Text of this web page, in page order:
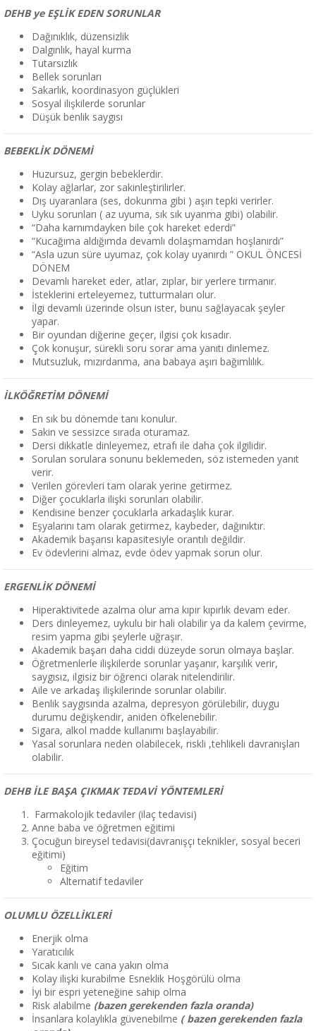
DEHB ye EŞLİK EDEN SORUNLAR
Dağınıklık, düzensizlik
Dalgınlık, hayal kurma
Tutarsızlık
Bellek sorunları
Sakarlık, koordinasyon güçlükleri
Sosyal ilişkilerde sorunlar
Düşük benlik saygısı
BEBEKLİK DÖNEMİ
Huzursuz, gergin bebeklerdir.
Kolay ağlarlar, zor sakinleştirilirler.
Dış uyaranlara (ses, dokunma gibi ) aşırı tepki verirler.
Uyku sorunları ( az uyuma, sık sık uyanma gibi) olabilir.
“Daha karnımdayken bile çok hareket ederdi”
“Kucağıma aldığımda devamlı dolaşmamdan hoşlanırdı”
“Asla uzun süre uyumaz, çok kolay uyanırdı ” OKUL ÖNCESİ
DÖNEM
Devamlı hareket eder, atlar, zıplar, bir yerlere tırmanır.
İsteklerini erteleyemez, tutturmaları olur.
İlgi devamlı üzerinde olsun ister, bunu sağlayacak şeyler
yapar.
Bir oyundan diğerine geçer, ilgisi çok kısadır.
Çok konuşur, sürekli soru sorar ama yanıtı dinlemez.
Mutsuzluk, mızırdanma, ana babaya aşırı bağımlılık.
İLKÖĞRETİM DÖNEMİ
En sık bu dönemde tanı konulur.
Sakin ve sessizce sırada oturamaz.
Dersi dikkatle dinleyemez, etrafı ile daha çok ilgilidir.
Sorulan sorulara sonunu beklemeden, söz istemeden yanıt
verir.
Verilen görevleri tam olarak yerine getirmez.
Diğer çocuklarla ilişki sorunları olabilir.
Kendisine benzer çocuklarla arkadaşlık kurar.
Eşyalarını tam olarak getirmez, kaybeder, dağınıktır.
Akademik başarısı kapasitesiyle orantılı değildir.
Ev ödevlerini almaz, evde ödev yapmak sorun olur.
ERGENLİK DÖNEMİ
Hiperaktivitede azalma olur ama kıpır kıpırlık devam eder.
Ders dinleyemez, uykulu bir hali olabilir ya da kalem çevirme,
resim yapma gibi şeylerle uğraşır.
Akademik başarı daha ciddi düzeyde sorun olmaya başlar.
Öğretmenlerle ilişkilerde sorunlar yaşanır, karşılık verir,
saygısız, ilgisiz bir öğrenci olarak nitelendirilir.
Aile ve arkadaş ilişkilerinde sorunlar olabilir.
Benlik saygısında azalma, depresyon görülebilir, duygu
durumu değişkendir, aniden öfkelenebilir.
Sigara, alkol madde kullanımı başlayabilir.
Yasal sorunlara neden olabilecek, riskli ,tehlikeli davranışları
olabilir.
DEHB İLE BAŞA ÇIKMAK TEDAVİ YÖNTEMLERİ
Farmakolojik tedaviler (ilaç tedavisi)
Anne baba ve öğretmen eğitimi
Çocuğun bireysel tedavisi(davranışçı teknikler, sosyal beceri
eğitimi)
Eğitim
Alternatif tedaviler
OLUMLU ÖZELLİKLERİ
Enerjik olma
Yaratıcılık
Sıcak kanlı ve cana yakın olma
Kolay ilişki kurabilme Esneklik Hoşgörülü olma
İyi bir espri yeteneğine sahip olma
Risk alabilme (bazen gerekenden fazla oranda)
İnsanlara kolaylıkla güvenebilme ( bazen gerekenden fazla